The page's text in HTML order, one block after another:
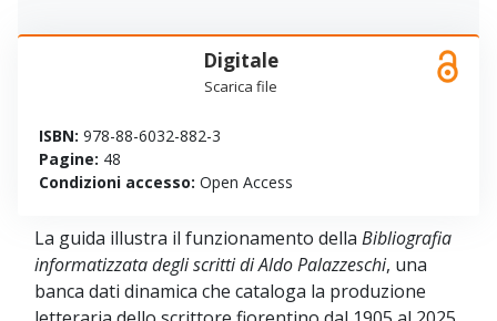
Digitale
Scarica file
ISBN: 978-88-6032-882-3
Pagine: 48
Condizioni accesso: Open Access
La guida illustra il funzionamento della Bibliografia
informatizzata degli scritti di Aldo Palazzeschi, una
banca dati dinamica che cataloga la produzione